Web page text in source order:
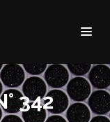
342